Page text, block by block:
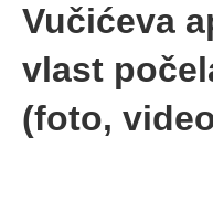
Vučićeva
vlast
(foto,